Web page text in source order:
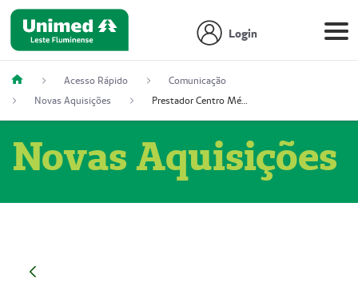
Login
Acesso Rápido
Comunicação
Novas Aquisições
Prestador Centro Médico Vitória Ltda, 51004350-4: Centro Médico Vitória Ltda (Nome Fantasia: Policlínica Master)
Novas Aquisições